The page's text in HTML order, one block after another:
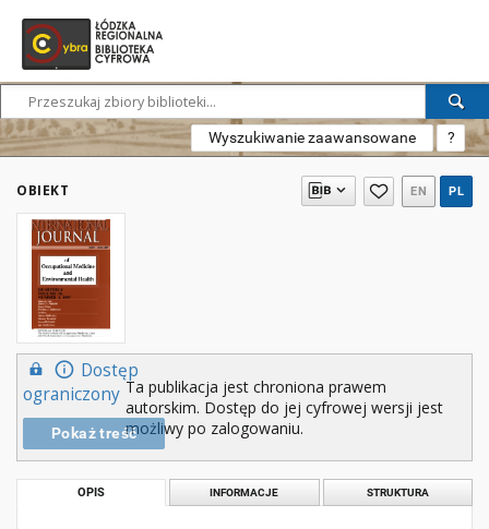
Wyszukiwanie zaawansowane ?
OBIEKT EN PL
Dostęp
ograniczony
Pokaż treść
Ta publikacja jest chroniona prawem
autorskim. Dostęp do jej cyfrowej wersji jest
możliwy po zalogowaniu.
OPIS INFORMACJE STRUKTURA